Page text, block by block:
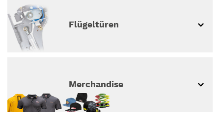
Flügeltüren
Merchandise